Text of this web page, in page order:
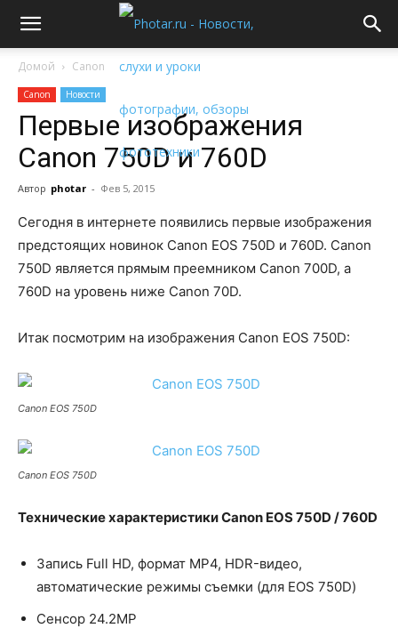
Домой Canon
Canon Новости
Первые изображения
Canon 750D и 760D
Автор photar - Фев 5, 2015
Сегодня в интернете появились первые изображения
предстоящих новинок Canon EOS 750D и 760D. Canon
750D является прямым преемником Canon 700D, а
760D на уровень ниже Canon 70D.
Итак посмотрим на изображения Canon EOS 750D:
Canon EOS 750D
Canon EOS 750D
Технические характеристики Canon EOS 750D / 760D
Запись Full HD, формат MP4, HDR-видео,
автоматические режимы съемки (для EOS 750D)
Сенсор 24.2MP